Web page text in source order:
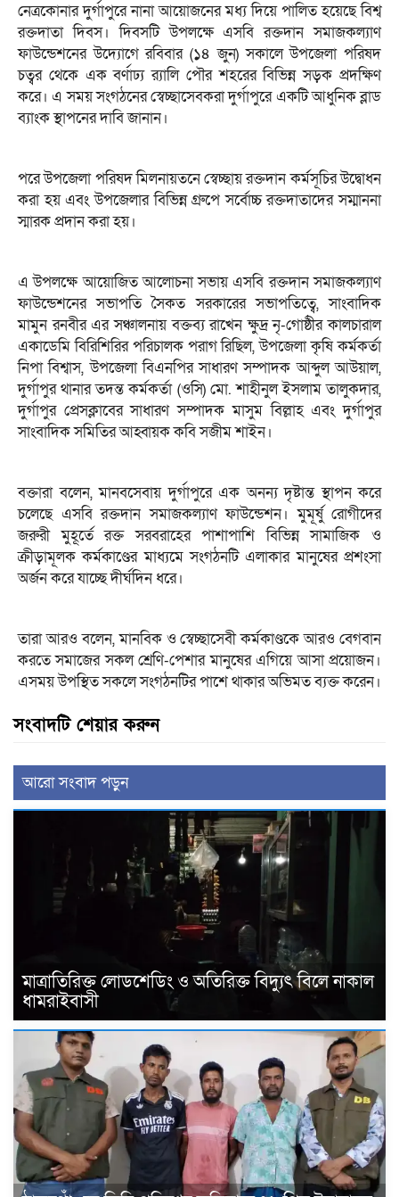
নেত্রকোনার দুর্গাপুরে নানা আয়োজনের মধ্য দিয়ে পালিত হয়েছে বিশ্ব
রক্তদাতা দিবস। দিবসটি উপলক্ষে এসবি রক্তদান সমাজকল্যাণ
ফাউন্ডেশনের উদ্যোগে রবিবার (১৪ জুন) সকালে উপজেলা পরিষদ
চত্বর থেকে এক বর্ণাঢ্য র‌্যালি পৌর শহরের বিভিন্ন সড়ক প্রদক্ষিণ
করে। এ সময় সংগঠনের স্বেচ্ছাসেবকরা দুর্গাপুরে একটি আধুনিক ব্লাড
ব্যাংক স্থাপনের দাবি জানান।
পরে উপজেলা পরিষদ মিলনায়তনে স্বেচ্ছায় রক্তদান কর্মসূচির উদ্বোধন
করা হয় এবং উপজেলার বিভিন্ন গ্রুপে সর্বোচ্চ রক্তদাতাদের সম্মাননা
স্মারক প্রদান করা হয়।
এ উপলক্ষে আয়োজিত আলোচনা সভায় এসবি রক্তদান সমাজকল্যাণ
ফাউন্ডেশনের সভাপতি সৈকত সরকারের সভাপতিত্বে, সাংবাদিক
মামুন রনবীর এর সঞ্চালনায় বক্তব্য রাখেন ক্ষুদ্র নৃ-গোষ্ঠীর কালচারাল
একাডেমি বিরিশিরির পরিচালক পরাগ রিছিল, উপজেলা কৃষি কর্মকর্তা
নিপা বিশ্বাস, উপজেলা বিএনপির সাধারণ সম্পাদক আব্দুল আউয়াল,
দুর্গাপুর থানার তদন্ত কর্মকর্তা (ওসি) মো. শাহীনুল ইসলাম তালুকদার,
দুর্গাপুর প্রেসক্লাবের সাধারণ সম্পাদক মাসুম বিল্লাহ এবং দুর্গাপুর
সাংবাদিক সমিতির আহ্বায়ক কবি সজীম শাইন।
বক্তারা বলেন, মানবসেবায় দুর্গাপুরে এক অনন্য দৃষ্টান্ত স্থাপন করে
চলেছে এসবি রক্তদান সমাজকল্যাণ ফাউন্ডেশন। মুমূর্ষু রোগীদের
জরুরী মুহূর্তে রক্ত সরবরাহের পাশাপাশি বিভিন্ন সামাজিক ও
ক্রীড়ামূলক কর্মকাণ্ডের মাধ্যমে সংগঠনটি এলাকার মানুষের প্রশংসা
অর্জন করে যাচ্ছে দীর্ঘদিন ধরে।
তারা আরও বলেন, মানবিক ও স্বেচ্ছাসেবী কর্মকাণ্ডকে আরও বেগবান
করতে সমাজের সকল শ্রেণি-পেশার মানুষের এগিয়ে আসা প্রয়োজন।
এসময় উপস্থিত সকলে সংগঠনটির পাশে থাকার অভিমত ব্যক্ত করেন।
সংবাদটি শেয়ার করুন
আরো সংবাদ পড়ুন
মাত্রাতিরিক্ত লোডশেডিং ও অতিরিক্ত বিদ্যুৎ বিলে নাকাল
ধামরাইবাসী